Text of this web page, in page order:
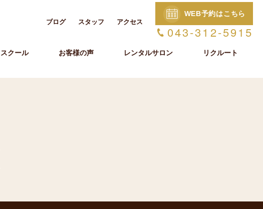
ブログ スタッフ アクセス
WEB予約はこちら
043-312-5915
スクール お客様の声 レンタルサロン リクルート